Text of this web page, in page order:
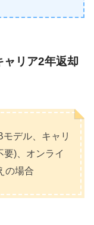
リア2年返却
デル、キャリ
)、オンライ
の場合